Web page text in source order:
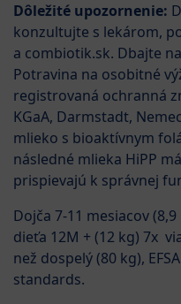
Dôležité upozornenie:
konzultujte s lekárom,
a combiotik.sk. Dbajte
Potravina na osobitné
registrovaná ochranná
KGaA, Darmstadt,
mlieko s bioaktívnym
následné mlieka HiPP
prispievajú k správnej
Dojča 7-11 mesiacov
dieťa 12M + (12 kg) 7x
než dospelý (80 kg),
standards.